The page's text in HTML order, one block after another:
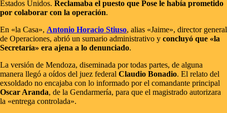
Estados Unidos. Reclamaba el puesto que Pose le había prometido
por colaborar con la operación.
En «la Casa», Antonio Horacio Stiuso, alias «Jaime», director general
de Operaciones, abrió un sumario administrativo y concluyó que «la
Secretaría» era ajena a lo denunciado.
La versión de Mendoza, diseminada por todas partes, de alguna
manera llegó a oídos del juez federal Claudio Bonadio. El relato del
exsoldado no encajaba con lo informado por el comandante principal
Oscar Aranda, de la Gendarmería, para que el magistrado autorizara
la «entrega controlada».